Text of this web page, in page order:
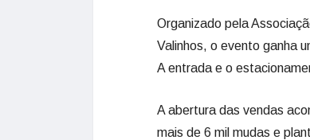
Organizado pela
Valinhos, o evento ganha
A entrada e o
A abertura das vendas
mais de 6 mil mudas e